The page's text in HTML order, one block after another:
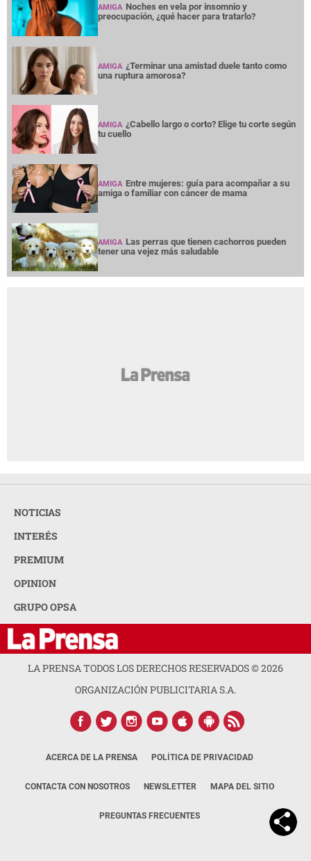
AMIGA Noches en vela por insomnio y
preocupación, ¿qué hacer para tratarlo?
AMIGA ¿Terminar una amistad duele tanto como
una ruptura amorosa?
AMIGA ¿Cabello largo o corto? Elige tu corte según
tu cuello
AMIGA Entre mujeres: guía para acompañar a su
amiga o familiar con cáncer de mama
AMIGA Las perras que tienen cachorros pueden
tener una vejez más saludable
NOTICIAS
INTERÉS
PREMIUM
OPINION
GRUPO OPSA
LA PRENSA TODOS LOS DERECHOS RESERVADOS ©2026
ORGANIZACIÓN PUBLICITARIA S.A.
ACERCA DE LA PRENSA POLÍTICA DE PRIVACIDAD
CONTACTA CON NOSOTROS NEWSLETTER MAPA DEL SITIO
PREGUNTAS FRECUENTES